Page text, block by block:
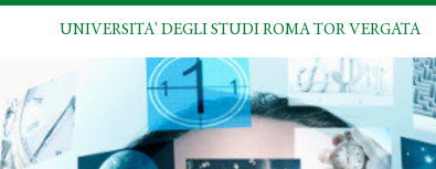
UNIVERSITA' DEGLI STUDI ROMA TOR VERGATA